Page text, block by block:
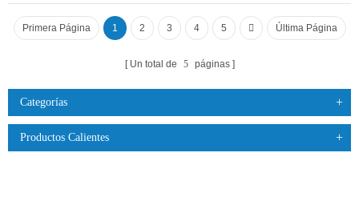
Primera Página 1 2 3 4 5 Última Página
Un total de 5 páginas
Categorías
Productos Calientes